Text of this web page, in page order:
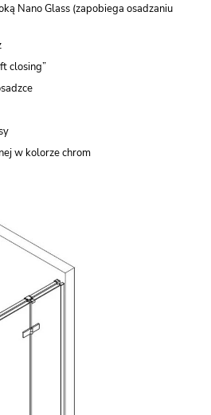
Nano Glass (zapobiega osadzaniu
closing”
w kolorze chrom